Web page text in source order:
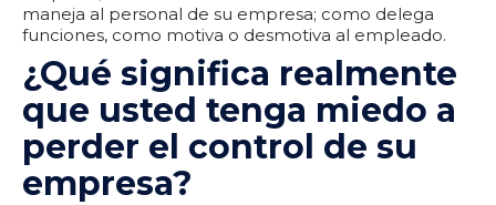
maneja al personal de su empresa; como delega
funciones, como motiva o desmotiva al empleado.
¿Qué significa realmente
que usted tenga miedo a
perder el control de su
empresa?